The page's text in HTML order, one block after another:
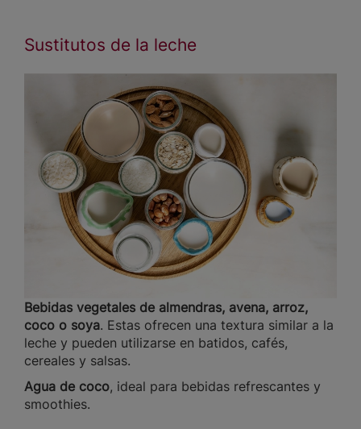
Sustitutos de la leche
Bebidas vegetales de almendras, avena, arroz,
coco o soya. Estas ofrecen una textura similar a la
leche y pueden utilizarse en batidos, cafés,
cereales y salsas.
Agua de coco, ideal para bebidas refrescantes y
smoothies.